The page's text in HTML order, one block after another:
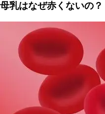
母乳はなぜ赤くないの？